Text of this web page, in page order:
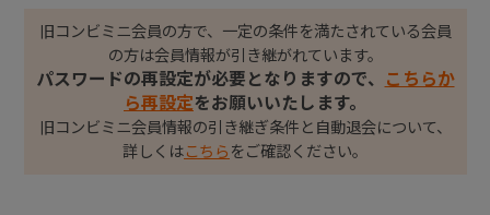
旧コンビミニ会員の方で、一定の条件を満たされている会員
の方は会員情報が引き継がれています。
パスワードの再設定が必要となりますので、
こちらか
ら再設定をお願いいたします。
旧コンビミニ会員情報の引き継ぎ条件と自動退会について、
詳しくはこちら をご確認ください。